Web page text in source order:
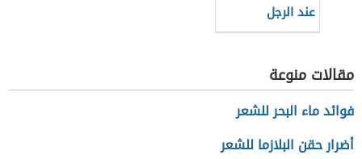
عند الرجل
مقالات منوعة
فوائد ماء البحر للشعر
أضرار حقن البلازما للشعر